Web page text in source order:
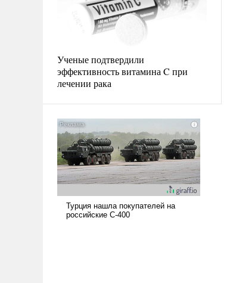
Ученые подтвердили
эффективность витамина C при
лечении рака